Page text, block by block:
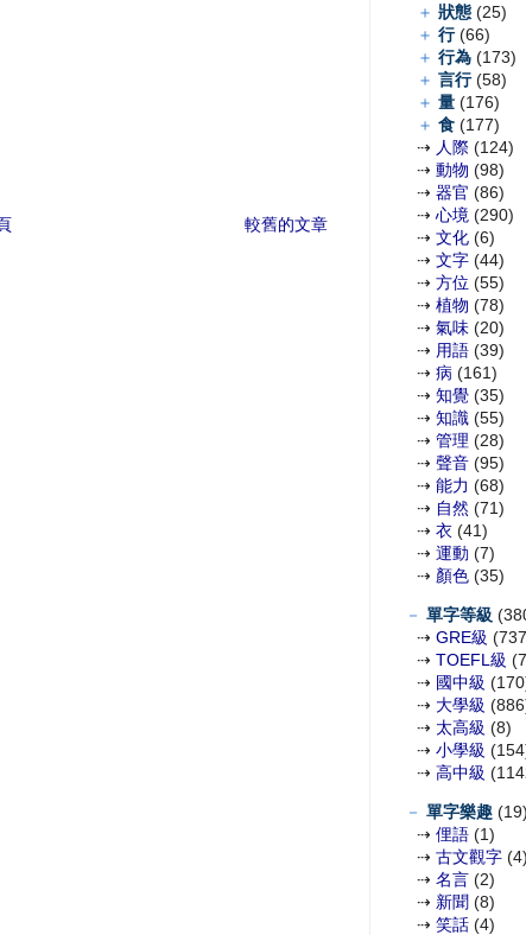
較舊的文章
＋ 狀態 (25)
＋ 行 (66)
＋ 行為 (173)
＋ 言行 (58)
＋ 量 (176)
＋ 食 (177)
⇢ 人際 (124)
⇢ 動物 (98)
⇢ 器官 (86)
⇢ 心境 (290)
⇢ 文化 (6)
⇢ 文字 (44)
⇢ 方位 (55)
⇢ 植物 (78)
⇢ 氣味 (20)
⇢ 用語 (39)
⇢ 病 (161)
⇢ 知覺 (35)
⇢ 知識 (55)
⇢ 管理 (28)
⇢ 聲音 (95)
⇢ 能力 (68)
⇢ 自然 (71)
⇢ 衣 (41)
⇢ 運動 (7)
⇢ 顏色 (35)
－ 單字等級
⇢ GRE級
⇢ TOEFL級
⇢ 國中級
⇢ 大學級
⇢ 太高級 (8)
⇢ 小學級
⇢ 高中級
－ 單字樂趣 (19)
⇢ 俚語 (1)
⇢ 古文觀字 (4)
⇢ 名言 (2)
⇢ 新聞 (8)
⇢ 笑話 (4)